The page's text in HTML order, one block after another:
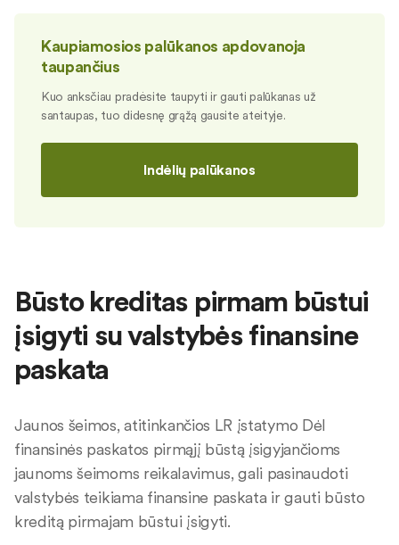
Kaupiamosios palūkanos apdovanoja
taupančius
Kuo anksčiau pradėsite taupyti ir gauti palūkanas už
santaupas, tuo didesnę grąžą gausite ateityje.
Indėlių palūkanos
Būsto kreditas pirmam būstui
įsigyti su valstybės finansine
paskata
Jaunos šeimos, atitinkančios LR įstatymo Dėl
finansinės paskatos pirmąjį būstą įsigyjančioms
jaunoms šeimoms reikalavimus, gali pasinaudoti
valstybės teikiama finansine paskata ir gauti būsto
kreditą pirmajam būstui įsigyti.